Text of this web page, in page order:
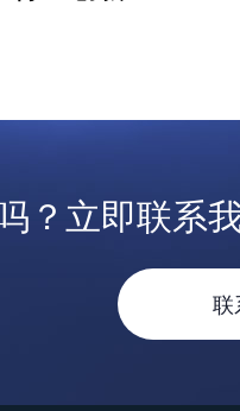
？立即联系
联